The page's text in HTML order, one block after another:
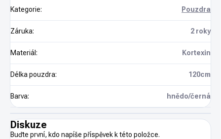
Kategorie: Pouzdra
Záruka: 2 roky
Materiál: Kortexin
Délka pouzdra: 120cm
Barva: hnědo/černá
Diskuze
Buďte první, kdo napíše příspěvek k této položce.